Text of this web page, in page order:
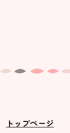
トップページ